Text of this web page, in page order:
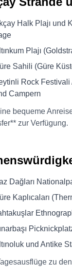
Halk Plajı und
Plajı
Sahili (Güre
Rock Festivali
Campern
bequeme
zur Verfügung.
Dağları
Kaplıcaları
und Antike
zu